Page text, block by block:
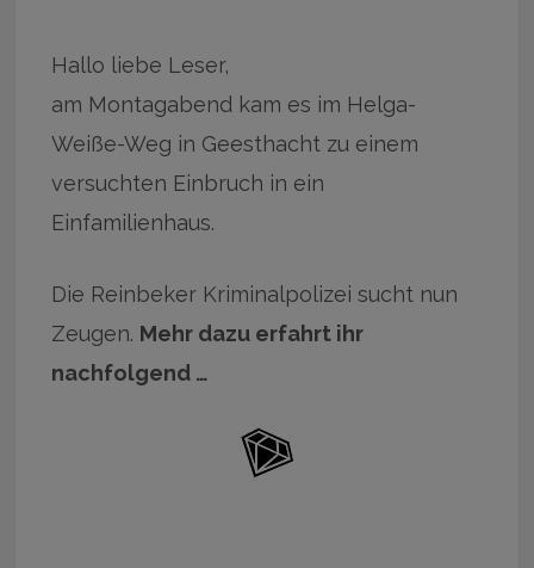
Hallo liebe Leser,
am Montagabend kam es im Helga-
Weiße-Weg in Geesthacht zu einem
versuchten Einbruch in ein
Einfamilienhaus.
Die Reinbeker Kriminalpolizei sucht nun
Zeugen. Mehr dazu erfahrt ihr
nachfolgend …